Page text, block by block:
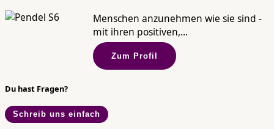
Menschen anzunehmen wie sie sind -
mit ihren positiven,...
Zum Profil
Du hast Fragen?
Schreib uns einfach